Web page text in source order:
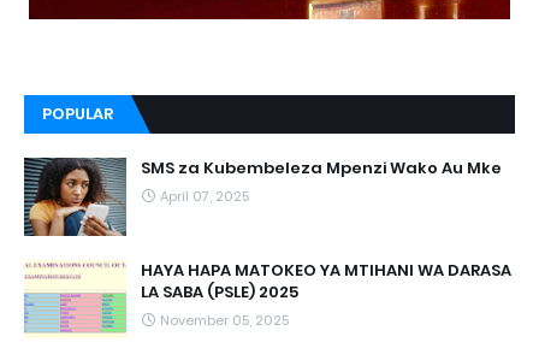
POPULAR
SMS za Kubembeleza Mpenzi Wako Au Mke
April 07, 2025
HAYA HAPA MATOKEO YA MTIHANI WA DARASA
LA SABA (PSLE) 2025
November 05, 2025